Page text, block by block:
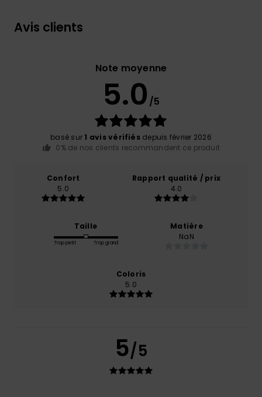
Avis clients
Note moyenne
5.0 /5
basé sur 1 avis vérifiésdepuis février 2026
0% de nos clients recommandent ce produit
Confort
5.0
Rapport qualité / prix
4.0
Taille
Trop petit Trop grand
Matière
NaN
Coloris
5.0
5/5